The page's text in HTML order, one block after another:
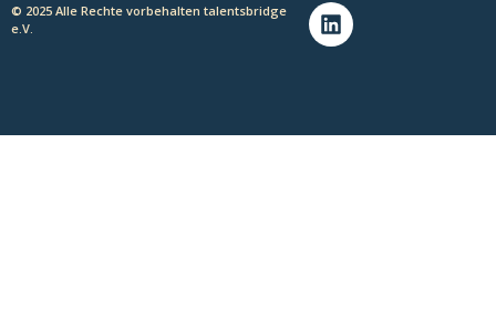
© 2025 Alle Rechte vorbehalten talentsbridge
e.V.